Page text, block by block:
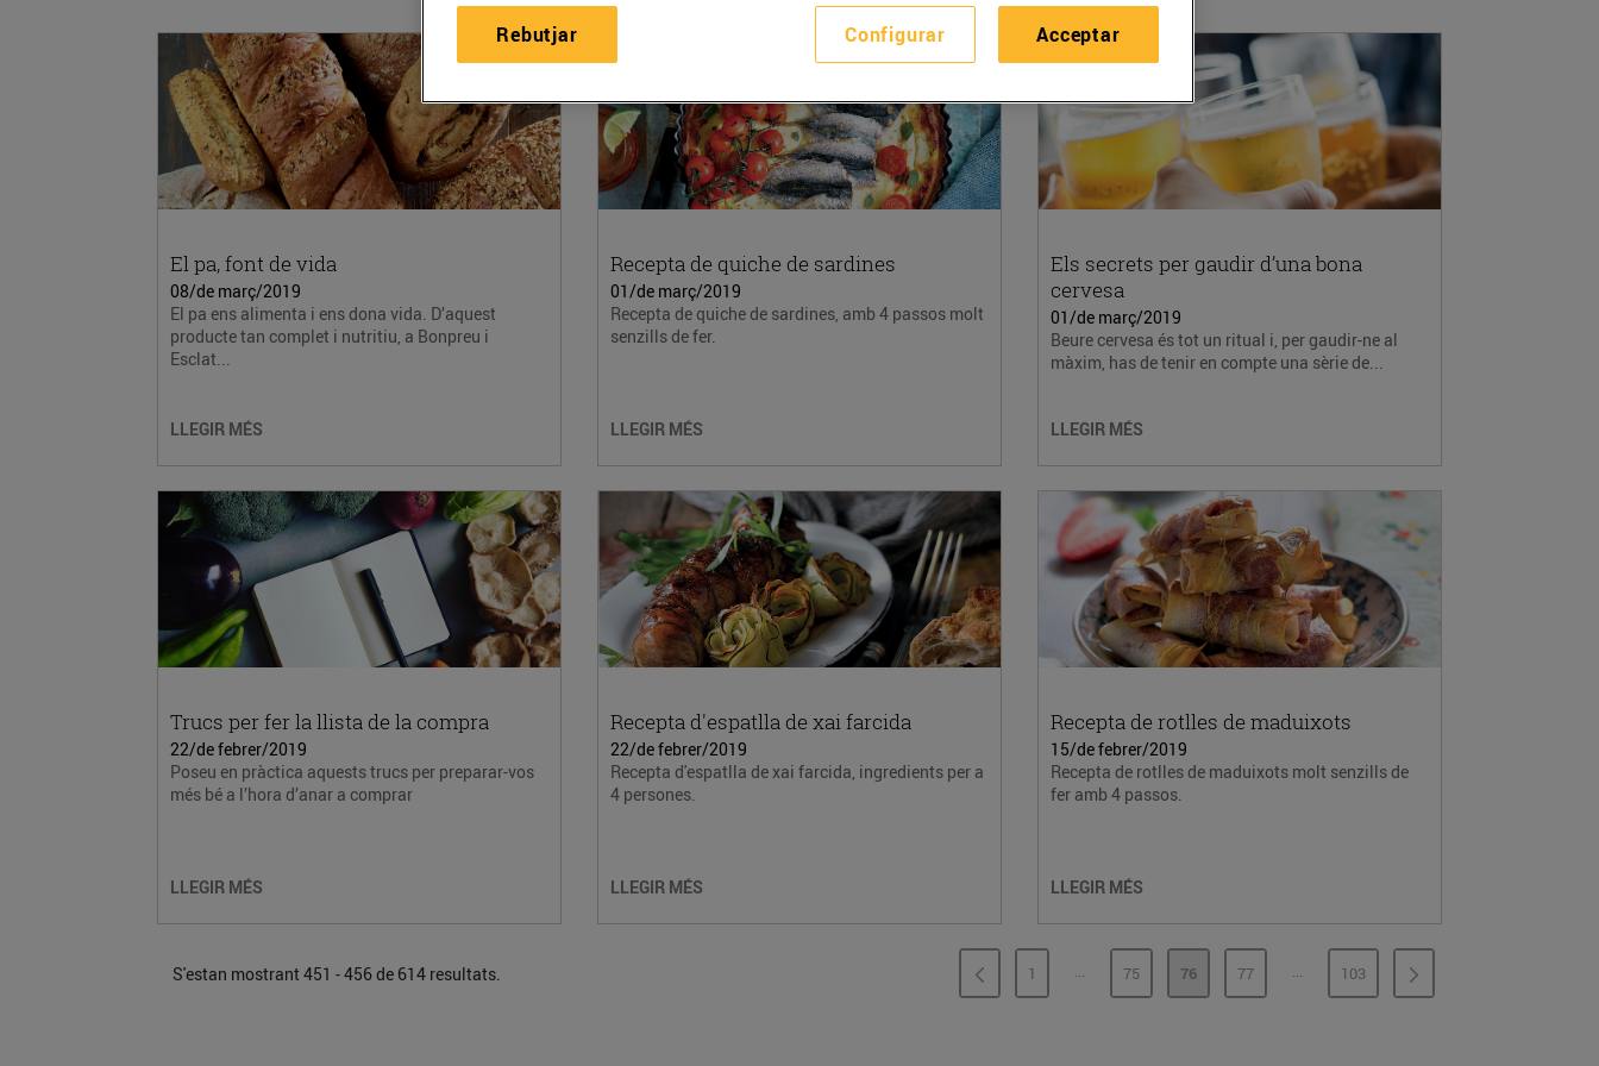
El pa, font de vida
08/de març/2019
El pa ens alimenta i ens dona vida. D’aquest
producte tan complet i nutritiu, a Bonpreu i
Esclat...
LLEGIR MÉS
Recepta de quiche de sardines
01/de març/2019
Recepta de quiche de sardines, amb 4 passos molt
senzills de fer.
LLEGIR MÉS
Els secrets per gaudir d’una bona
cervesa
01/de març/2019
Beure cervesa és tot un ritual i, per gaudir-ne al
màxim, has de tenir en compte una sèrie de...
LLEGIR MÉS
Trucs per fer la llista de la compra
22/de febrer/2019
Poseu en pràctica aquests trucs per preparar-vos
més bé a l’hora d’anar a comprar
LLEGIR MÉS
Recepta d'espatlla de xai farcida
22/de febrer/2019
Recepta d'espatlla de xai farcida, ingredients per a
4 persones.
LLEGIR MÉS
Recepta de rotlles de maduixots
15/de febrer/2019
Recepta de rotlles de maduixots molt senzills de
fer amb 4 passos.
LLEGIR MÉS
S'estan mostrant 451 - 456 de 614 resultats. PÀGINA
1 ...PÀGINES INTERMÈDIES
PÀGINA
75 PÀGINA
76 PÀGINA
77 ...PÀGINES INTERMÈDIES
PÀGINA
103
Configurar
Rebutjar Acceptar